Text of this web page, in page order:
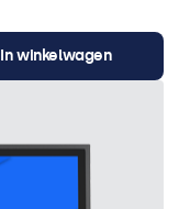
In winkelwagen